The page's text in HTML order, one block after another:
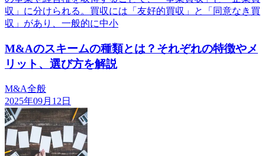
収」に分けられる。買収には「友好的買収」と「同意なき買
収」があり、一般的に中小
M&Aのスキームの種類とは？それぞれの特徴やメ
リット、選び方を解説
M&A全般
2025年09月12日